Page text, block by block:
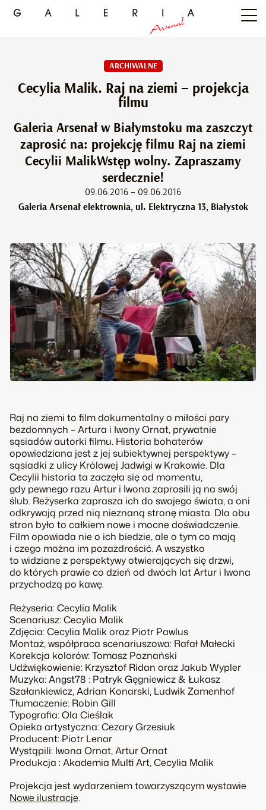
ARCHIWALNE
Cecylia Malik. Raj na ziemi – projekcja
filmu
Galeria Arsenał w Białymstoku ma zaszczyt
zaprosić na: projekcję filmu Raj na ziemi
Cecylii MalikWstęp wolny. Zapraszamy
serdecznie!
09.06.2016 – 09.06.2016
Galeria Arsenał elektrownia, ul. Elektryczna 13, Białystok
Raj na ziemi to film dokumentalny o miłości pary
bezdomnych – Artura i Iwony Ornat, prywatnie
sąsiadów autorki filmu. Historia bohaterów
opowiedziana jest z jej subiektywnej perspektywy –
sąsiadki z ulicy Królowej Jadwigi w Krakowie. Dla
Cecylii historia ta zaczęła się od momentu,
gdy pewnego razu Artur i Iwona zaprosili ją na swój
ślub. Reżyserka zaprasza ich do swojego świata, a oni
odkrywają przed nią nieznaną stronę miasta. Dla obu
stron było to całkiem nowe i mocne doświadczenie.
Film opowiada nie o ich biedzie, ale o tym co mają
i czego można im pozazdrościć. A wszystko
to widziane z perspektywy otwierających się drzwi,
do których prawie co dzień od dwóch lat Artur i Iwona
przychodzą po kawę.
Reżyseria: Cecylia Malik
Scenariusz: Cecylia Malik
Zdjęcia: Cecylia Malik oraz Piotr Pawlus
Montaż, współpraca scenariuszowa: Rafał Małecki
Korekcja kolorów: Tomasz Poznański
Udźwiękowienie: Krzysztof Ridan oraz Jakub Wypler
Muzyka: Angst78 : Patryk Gęgniewicz & Łukasz
Szałankiewicz, Adrian Konarski, Ludwik Zamenhof
Tłumaczenie: Robin Gill
Typografia: Ola Cieślak
Opieka artystyczna: Cezary Grzesiuk
Producent: Piotr Lenar
Wystąpili: Iwona Ornat, Artur Ornat
Produkcja : Akademia Multi Art, Cecylia Malik
Projekcja jest wydarzeniem towarzyszącym wystawie
Nowe ilustracje.